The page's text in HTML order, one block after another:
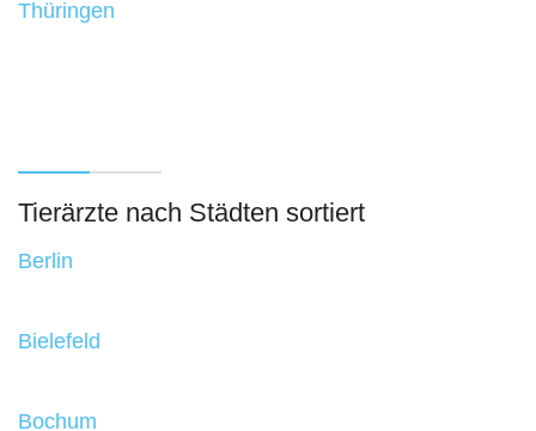
Thüringen
Tierärzte nach Städten sortiert
Berlin
Bielefeld
Bochum